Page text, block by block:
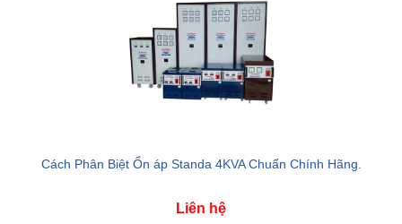
Cách Phân Biệt Ổn áp Standa 4KVA Chuẩn Chính Hãng.
Liên hệ